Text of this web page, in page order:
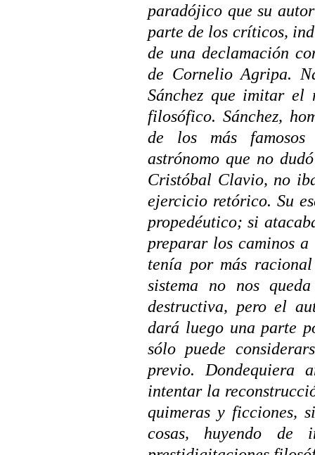
paradójico que su
parte de los críticos,
de una declamación
de Cornelio Agripa.
Sánchez que imitar el
filosófico. Sánchez,
de los más
astrónomo que no
Cristóbal Clavio, no
ejercicio retórico. Su
propedéutico; si
preparar los caminos
tenía por más
sistema no nos
destructiva, pero el
dará luego una parte
sólo puede
previo. Dondequiera
intentar la
quimeras y ficciones,
cosas, huyendo de